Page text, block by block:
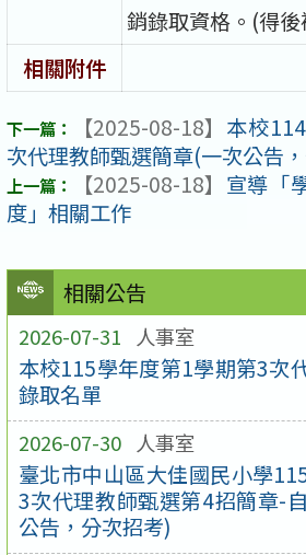
相關公告
2026-07-31 人事室
本校115學年度第1學期第3次
錄取名單
2026-07-30 人事室
臺北市中山區大佳國民小學
3次代理教師甄選第4招簡章-
公告，分次招考)
銷錄取資格。(得後
相關附件
【2025-08-18】 本校
次代理教師甄選簡章(一次公告
【2025-08-18】 宣導「
度」相關工作